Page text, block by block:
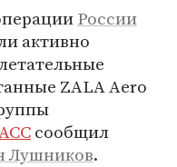
России
активно
ZALA Aero
сообщил
Лушников.